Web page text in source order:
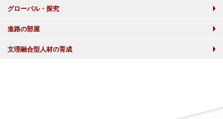
グローバル・探究
進路の部屋
文理融合型人材の育成